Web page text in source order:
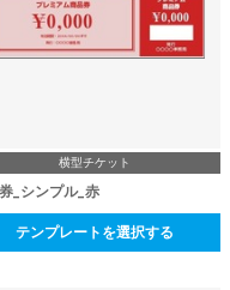
横型チケット
_シンプル_赤
テンプレートを選択する